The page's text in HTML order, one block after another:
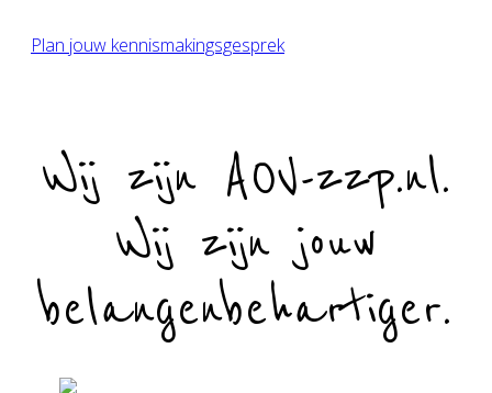
Plan jouw kennismakingsgesprek
Wij zijn AOV-zzp.nl.
Wij zijn jouw
belangenbehartiger.